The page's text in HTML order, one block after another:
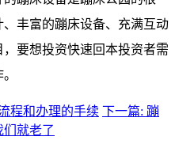
丰富的蹦床设备、充满互动
要想投资快速回本投资者需
程和办理的手续 下一篇: 蹦
就老了